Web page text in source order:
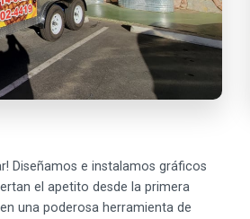
Diseñamos e instalamos gráficos
el apetito desde la primera
una poderosa herramienta de